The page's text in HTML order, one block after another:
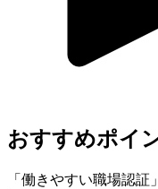
おすすめポイ
「働きやすい職場認